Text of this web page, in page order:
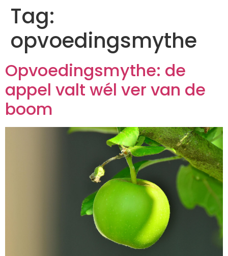
Tag:
opvoedingsmythe
Opvoedingsmythe: de
appel valt wél ver van de
boom